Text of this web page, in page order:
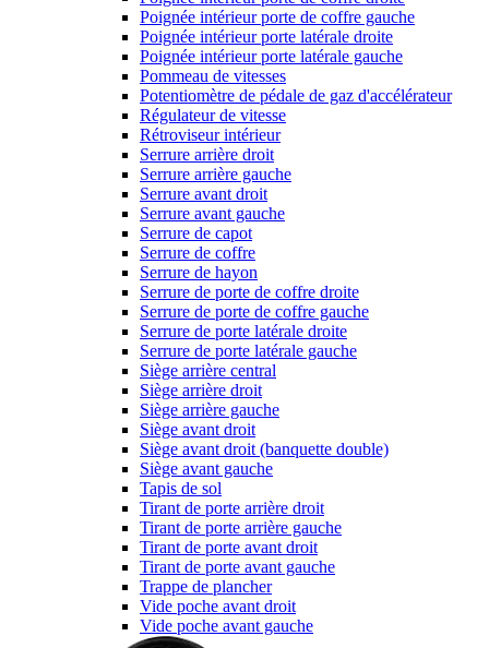
Poignée intérieur porte de coffre gauche
Poignée intérieur porte latérale droite
Poignée intérieur porte latérale gauche
Pommeau de vitesses
Potentiomètre de pédale de gaz d'accélérateur
Régulateur de vitesse
Rétroviseur intérieur
Serrure arrière droit
Serrure arrière gauche
Serrure avant droit
Serrure avant gauche
Serrure de capot
Serrure de coffre
Serrure de hayon
Serrure de porte de coffre droite
Serrure de porte de coffre gauche
Serrure de porte latérale droite
Serrure de porte latérale gauche
Siège arrière central
Siège arrière droit
Siège arrière gauche
Siège avant droit
Siège avant droit (banquette double)
Siège avant gauche
Tapis de sol
Tirant de porte arrière droit
Tirant de porte arrière gauche
Tirant de porte avant droit
Tirant de porte avant gauche
Trappe de plancher
Vide poche avant droit
Vide poche avant gauche